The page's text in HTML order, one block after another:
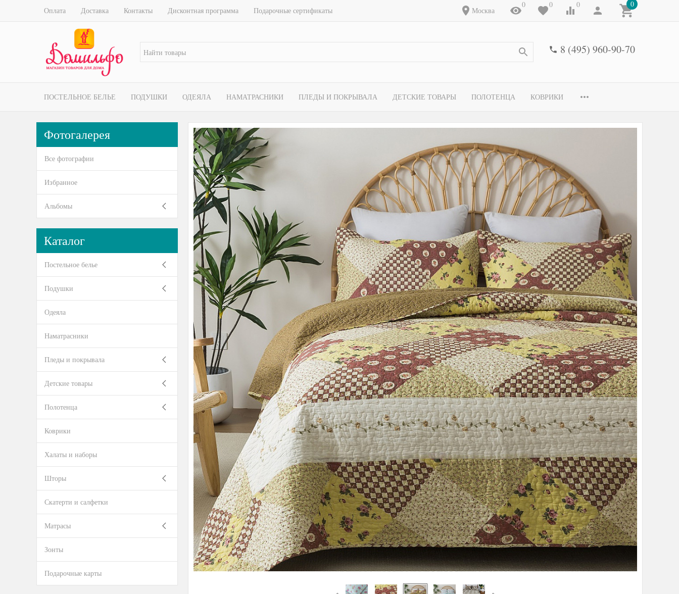
Оплата Доставка Контакты Дисконтная программа Подарочные сертификаты Москва
0 0 0 0
8 (495) 960-90-70
ПОСТЕЛЬНОЕ БЕЛЬЕ ПОДУШКИ ОДЕЯЛА НАМАТРАСНИКИ ПЛЕДЫ И ПОКРЫВАЛА ДЕТСКИЕ ТОВАРЫ ПОЛОТЕНЦА КОВРИКИ
Фотогалерея
Все фотографии
Избранное
Альбомы
Каталог
Постельное белье
Подушки
Одеяла
Наматрасники
Пледы и покрывала
Детские товары
Полотенца
Коврики
Халаты и наборы
Шторы
Скатерти и салфетки
Матрасы
Зонты
Подарочные карты